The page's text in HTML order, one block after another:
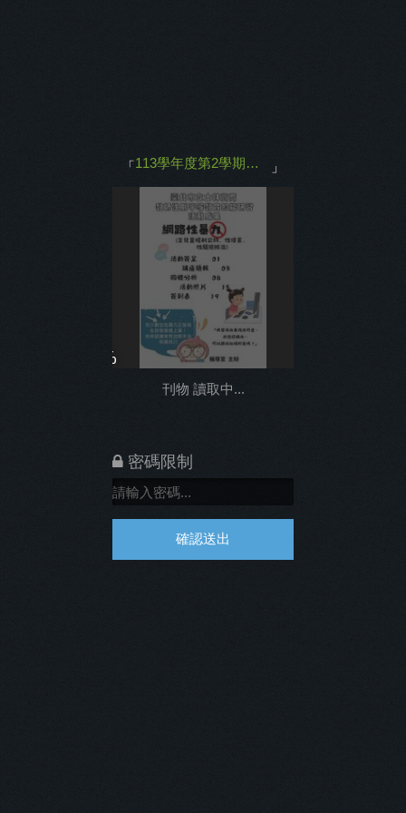
「 113學年度第2學期教師性平講座成果 」
0%
刊物 讀取中...
密碼限制
確認送出